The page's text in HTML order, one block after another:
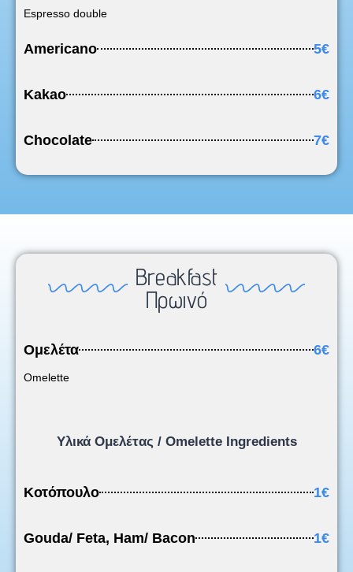
Espresso double
Americano 5€
Kakao 6€
Chocolate 7€
Breakfast
Πρωινό
Ομελέτα 6€
Omelette
Υλικά Ομελέτας / Omelette Ingredients
Κοτόπουλο 1€
Gouda/ Feta, Ham/ Bacon 1€